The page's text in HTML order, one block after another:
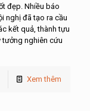
đẹp. Nhiều báo
nghị đã tạo ra cầu
kết quả, thành tựu
tưởng nghiên cứu
Xem thêm